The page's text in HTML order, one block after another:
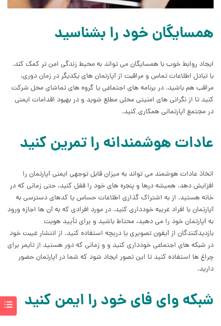
همسایگان خود را بشناسید
ایجاد روابط خوب با همسایگان می تواند به محیط زندگی امن تر کمک کند.
با تبادل اطلاعات تماس و مراقبت از آپارتمان های یکدیگر در زمان دوری،
مراقب هم باشید. در برنامه های اجتماعی یا گروه های تماشای محل شرکت
کنید تا از نگرانی های امنیتی محلی مطلع شوید و در بهبود اقدامات ایمنی
در مجتمع آپارتمانی همکاری کنید.
عادات هوشمندانه را تمرین کنید
اتخاذ عادات هوشمند می تواند به میزان قابل توجهی ایمنی آپارتمان را
افزایش دهد. همیشه درها و پنجره های خود را قفل کنید، حتی زمانی که در
خانه هستید. از به اشتراک گذاری اطلاعات حساس یا کدهای دسترسی به
آپارتمان با افراد غریبه خودداری کنید. در مورد افرادی که به آن ها اجازه ورود
به آپارتمان خود را می دهید، محتاط باشید و برای تأیید هویت
بازدیدکنندگان از آیفون تصویری یا دریچه استفاده کنید. از انتشار غیبت خود
در شبکه های اجتماعی خودداری کنید و و زمانی که دور هستید از تایمر برای
چراغ ها استفاده کنید تا این تصور ایجاد شود که شما در آپارتمان حضور
دارید.
شبکه وای فای خود را ایمن کنید